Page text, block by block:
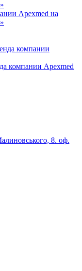
Apexmed на
компании Apexmed
8. оф.